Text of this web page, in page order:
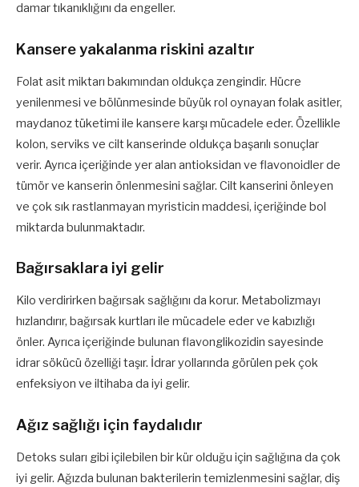
damar tıkanıklığını da engeller.
Kansere yakalanma riskini azaltır
Folat asit miktarı bakımından oldukça zengindir. Hücre
yenilenmesi ve bölünmesinde büyük rol oynayan folak asitler,
maydanoz tüketimi ile kansere karşı mücadele eder. Özellikle
kolon, serviks ve cilt kanserinde oldukça başarılı sonuçlar
verir. Ayrıca içeriğinde yer alan antioksidan ve flavonoidler de
tümör ve kanserin önlenmesini sağlar. Cilt kanserini önleyen
ve çok sık rastlanmayan myristicin maddesi, içeriğinde bol
miktarda bulunmaktadır.
Bağırsaklara iyi gelir
Kilo verdirirken bağırsak sağlığını da korur. Metabolizmayı
hızlandırır, bağırsak kurtları ile mücadele eder ve kabızlığı
önler. Ayrıca içeriğinde bulunan flavonglikozidin sayesinde
idrar sökücü özelliği taşır. İdrar yollarında görülen pek çok
enfeksiyon ve iltihaba da iyi gelir.
Ağız sağlığı için faydalıdır
Detoks suları gibi içilebilen bir kür olduğu için sağlığına da çok
iyi gelir. Ağızda bulunan bakterilerin temizlenmesini sağlar, diş